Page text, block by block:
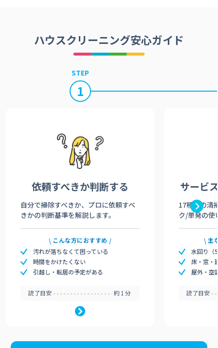
ハウスクリーニング安心ガイド
STEP
1
依頼すべきか判断する
自分で掃除すべきか、プロに依頼すべ
きかの判断基準を解説します。
こんな方におすすめ
汚れが落ちなくて困っている
時間をかけたくない
引越し・転居の予定がある
読了目安 約1分
サービ
17種類の清
ク/単発の使
主
水回り（
床・窓・
屋外・空
読了目安